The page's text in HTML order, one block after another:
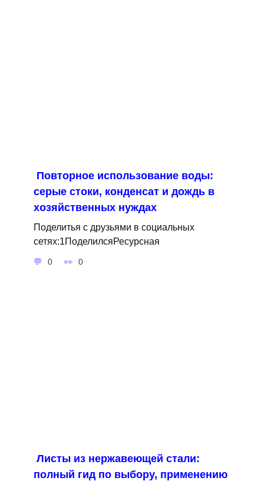
Повторное использование воды:
серые стоки, конденсат и дождь в
хозяйственных нуждах
Поделитья с друзьями в социальных
сетях:1ПоделилсяРесурсная
0 0
Листы из нержавеющей стали:
полный гид по выбору, применению